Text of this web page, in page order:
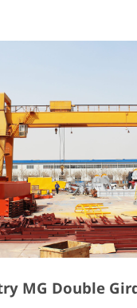
angkat elektrik
keluli gantri,
kren, angkat
MG Double